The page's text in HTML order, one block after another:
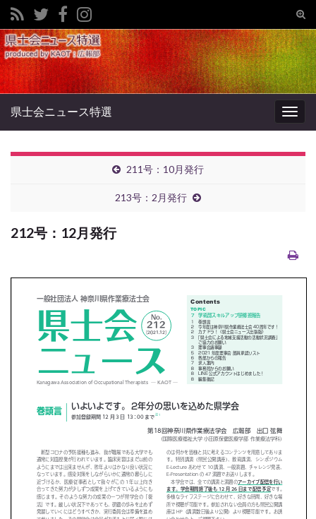
Search for:
県士会ニュース特選
211号：10月発行
213号：2月発行
212号：12月発行